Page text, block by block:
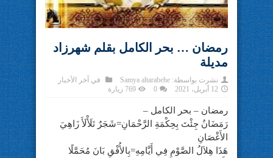
رمضان … بحر الكامل بقلم شهرزاد
مديلة
نشرت بواسطة: Samya altarabehe في آخر الأخبار
12 أبريل، 2021
0 769 زيارة
رمضان – بحر الكامل –
رَمَضَانُ جِئْتَ بِحِكْمَةِ الرَّحْمَانِ=شَجَرٌ تَلَأْلَأَ زَاهِيَ
الأَغْصَانِ
هَذَا هِلاَلُ الصَّوْمِ فِي أَيَّامِهِ=بِالأُفْقِ بَانَ مُحَمَّلًا